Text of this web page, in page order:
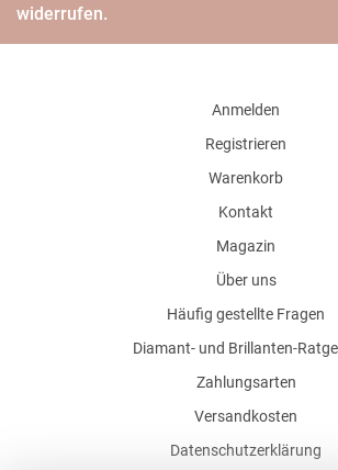
widerrufen.
Anmelden
Registrieren
Warenkorb
Kontakt
Magazin
Über uns
Häufig gestellte Fragen
Diamant- und Brillanten-
Zahlungsarten
Versandkosten
Datenschutzerklärung